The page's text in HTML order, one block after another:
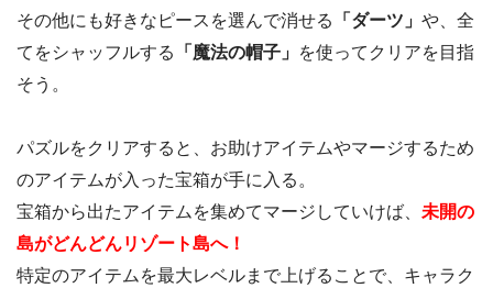
その他にも好きなピースを選んで消せる
「ダーツ」 や、全
てをシャッフルする
「魔法の帽子」 を使ってクリアを目指
そう。
パズルをクリアすると、お助けアイテムやマージするため
のアイテムが入った宝箱が手に入る。
宝箱から出たアイテムを集めてマージしていけば、 未開の
島がどんどんリゾート島へ！
特定のアイテムを最大レベルまで上げることで、キャラク